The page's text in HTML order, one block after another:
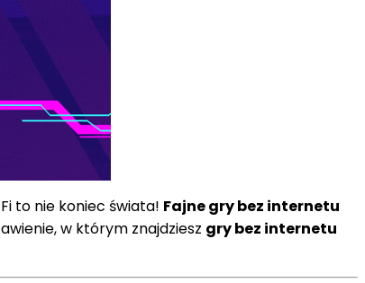
to nie koniec świata! Fajne gry bez internetu
w którym znajdziesz gry bez internetu